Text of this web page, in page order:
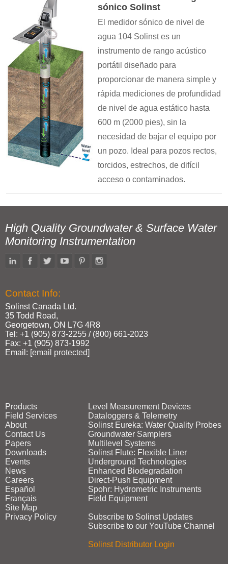
sónico Solinst
El medidor sónico de nivel de
agua 104 Solinst es un
instrumento de rango acústico
portátil diseñado para
proporcionar de manera simple y
rápida mediciones de profundidad
de nivel de agua estático hasta
600 m (2000 pies), sin la
necesidad de bajar el equipo por
un pozo. Ideal para pozos rectos,
torcidos, estrechos, de difícil
acceso o contaminados.
High Quality Groundwater & Surface Water
Monitoring Instrumentation
Contact Info:
Solinst Canada Ltd.
35 Todd Road,
Georgetown, ON L7G 4R8
Tel: +1 (905) 873‑2255 / (800) 661‑2023
Fax: +1 (905) 873‑1992
Email: [email protected]
Products
Field Services
About
Contact Us
Papers
Downloads
Events
News
Careers
Español
Français
Site Map
Privacy Policy
Level Measurement Devices
Dataloggers & Telemetry
Solinst Eureka: Water Quality Probes
Groundwater Samplers
Multilevel Systems
Solinst Flute: Flexible Liner
Underground Technologies
Enhanced Biodegradation
Direct‑Push Equipment
Spohr: Hydrometric Instruments
Field Equipment
Subscribe to Solinst Updates
Subscribe to our YouTube Channel
Solinst Distributor Login